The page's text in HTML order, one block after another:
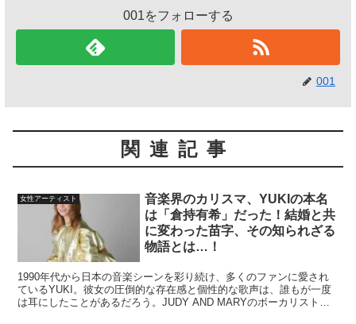
001をフォローする
001
関連記事
女性アーティスト
音楽界のカリスマ、YUKIの本名
は「倉持有希」だった！結婚と共
に変わった苗字、その知られざる
物語とは…！
1990年代から日本の音楽シーンを彩り続け、多くのファンに愛され
ているYUKI。彼女の圧倒的な存在感と個性的な歌声は、誰もが一度
は耳にしたことがあるだろう。JUDY AND MARYのボーカリストと